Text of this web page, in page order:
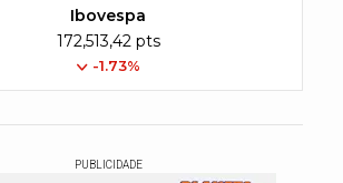
Ibovespa
172,513,42 pts
-1.73%
PUBLICIDADE